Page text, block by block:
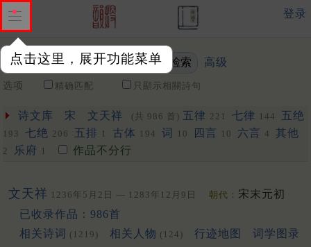
点击这里，展开功能菜单
登录
关键词 高级
选项 精确匹配 只顯示相關詩句
诗文库 宋 文天祥 (共 986 首) 五律 221 七律 144 五绝
193 七绝 206 五排 1 古体 194 词 10 四言 10 六言 4 其他
2 乐府 1 作品不分行
文天祥 1236年5月2日 — 1283年12月9日 朝代： 宋末元初
已收录作品：986首
相关诗词 (1219) 相关人物 (124) 行迹地图 词学图录